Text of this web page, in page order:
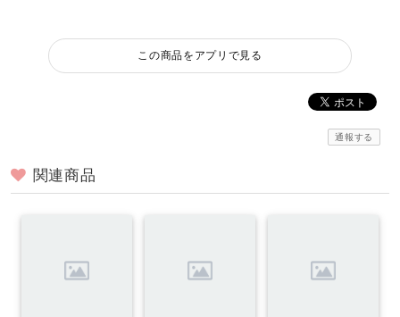
この商品をアプリで見る
通報する
関連商品